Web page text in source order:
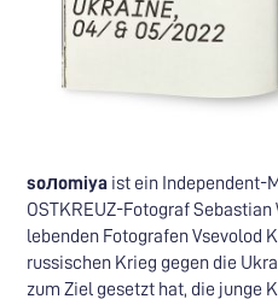
soлomiya ist ein Independent-
OSTKREUZ-Fotograf
lebenden Fotografen Vsevolod
russischen Krieg gegen die
zum Ziel gesetzt hat, die junge